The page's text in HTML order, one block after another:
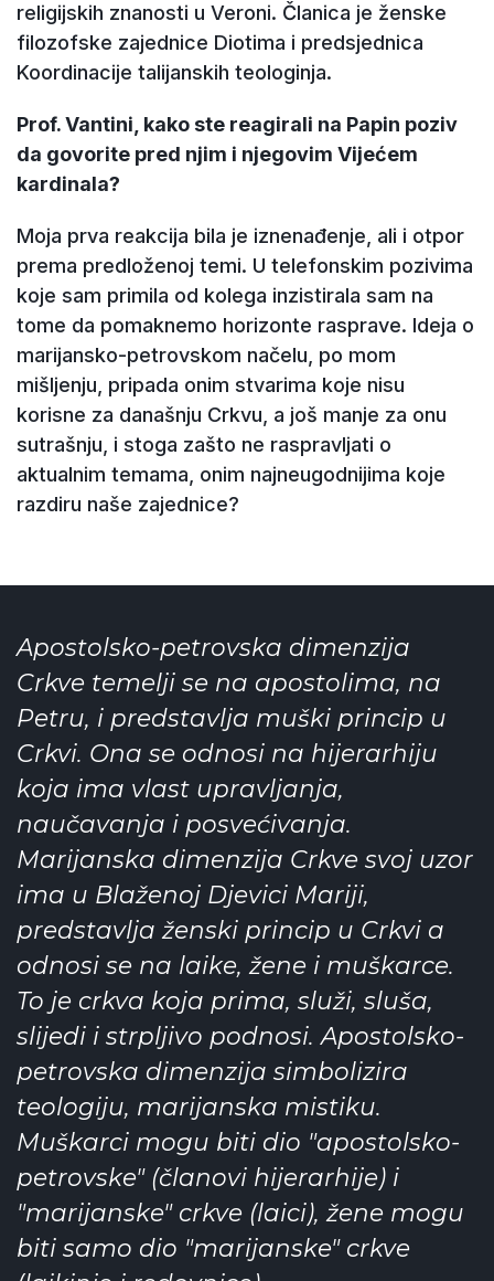
religijskih znanosti u Veroni. Članica je ženske
filozofske zajednice Diotima i predsjednica
Koordinacije talijanskih teologinja.
Prof. Vantini, kako ste reagirali na Papin poziv
da govorite pred njim i njegovim Vijećem
kardinala?
Moja prva reakcija bila je iznenađenje, ali i otpor
prema predloženoj temi. U telefonskim pozivima
koje sam primila od kolega inzistirala sam na
tome da pomaknemo horizonte rasprave. Ideja o
marijansko-petrovskom načelu, po mom
mišljenju, pripada onim stvarima koje nisu
korisne za današnju Crkvu, a još manje za onu
sutrašnju, i stoga zašto ne raspravljati o
aktualnim temama, onim najneugodnijima koje
razdiru naše zajednice?
Apostolsko-petrovska dimenzija
Crkve temelji se na apostolima, na
Petru, i predstavlja muški princip u
Crkvi. Ona se odnosi na hijerarhiju
koja ima vlast upravljanja,
naučavanja i posvećivanja.
Marijanska dimenzija Crkve svoj uzor
ima u Blaženoj Djevici Mariji,
predstavlja ženski princip u Crkvi a
odnosi se na laike, žene i muškarce.
To je crkva koja prima, služi, sluša,
slijedi i strpljivo podnosi. Apostolsko-
petrovska dimenzija simbolizira
teologiju, marijanska mistiku.
Muškarci mogu biti dio "apostolsko-
petrovske" (članovi hijerarhije) i
"marijanske" crkve (laici), žene mogu
biti samo dio "marijanske" crkve